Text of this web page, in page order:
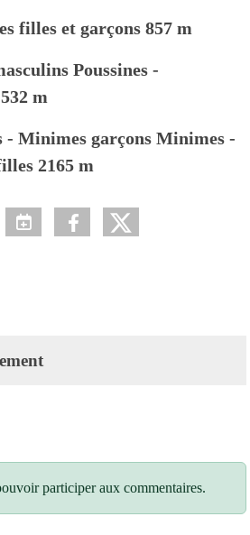
filles et garçons 857 m
Poussines -
532 m
- Minimes garçons Minimes -
2165 m
participer aux commentaires.